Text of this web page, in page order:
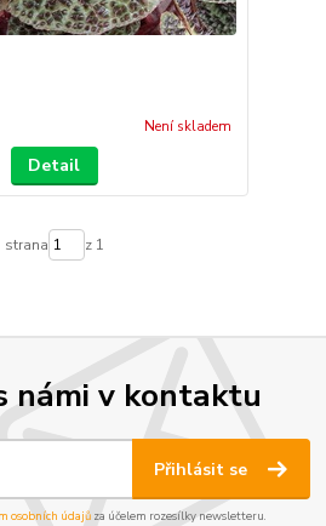
Není skladem
Detail
strana z 1
námi v kontaktu
Přihlásit se
osobních údajůza účelem rozesílky newsletteru.